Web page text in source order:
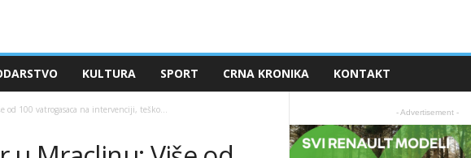
KULTURA SPORT CRNA KRONIKA KONTAKT
od 100 vatrogasaca na intervenciji, teško... - Advertisement -